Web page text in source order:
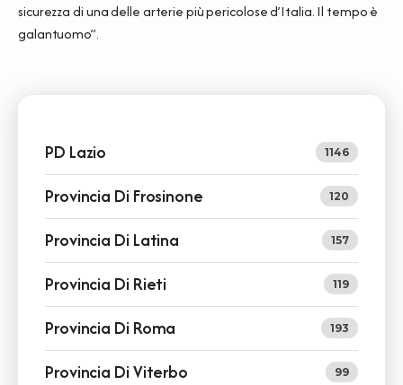
sicurezza di una delle arterie più pericolose d’Italia. Il tempo è
galantuomo”.
PD Lazio 1146
Provincia Di Frosinone 120
Provincia Di Latina 157
Provincia Di Rieti 119
Provincia Di Roma 193
Provincia Di Viterbo 99